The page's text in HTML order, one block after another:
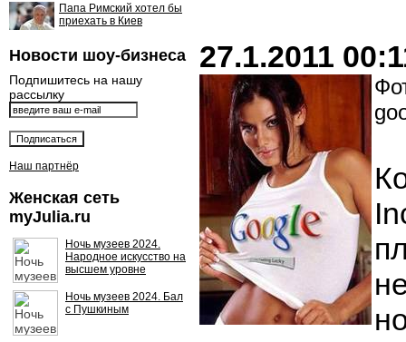
Папа Римский хотел бы
приехать в Киев
Новости шоу-бизнеса
Подпишитесь на нашу
рассылку
Наш партнёр
Женская сеть
myJulia.ru
Ночь музеев 2024.
Народное искусство на
высшем уровне
Ночь музеев 2024. Бал
с Пушкиным
27.1.2011